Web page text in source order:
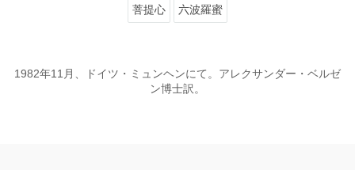
菩提心 六波羅蜜
1982年11月、ドイツ・ミュンヘンにて。アレクサンダー・ベルゼ
ン博士訳。